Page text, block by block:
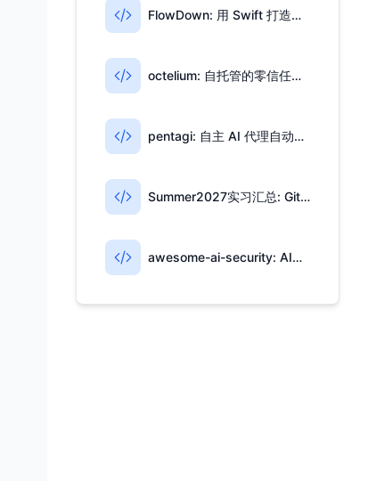
FlowDown: 用 Swift 打造的开源 AI 写作与翻译工具
octelium: 自托管的零信任访问与 AI 网关一体平台
pentagi: 自主 AI 代理自动化渗透测试
Summer2027实习汇总: GitHub 高星实习信息仓库
awesome-ai-security: AI安全开源资源合集